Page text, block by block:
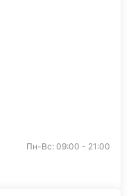
Пн-Вс: 09:00 - 21:00